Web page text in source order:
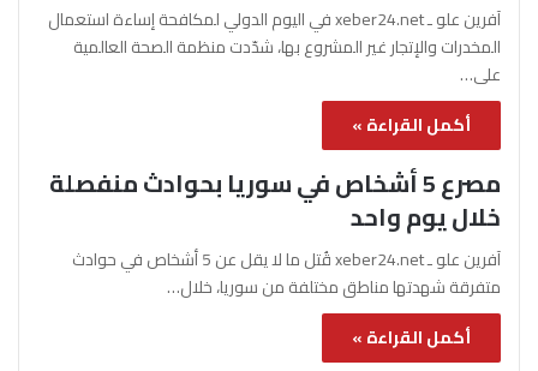
آفرين علو ـ xeber24.net في اليوم الدولي لمكافحة إساءة استعمال
المخدرات والإتجار غير المشروع بها، شدّدت منظمة الصحة العالمية
على…
أكمل القراءة »
مصرع 5 أشخاص في سوريا بحوادث منفصلة
خلال يوم واحد
آفرين علو ـ xeber24.net قُتل ما لا يقل عن 5 أشخاص في حوادث
متفرقة شهدتها مناطق مختلفة من سوريا، خلال…
أكمل القراءة »